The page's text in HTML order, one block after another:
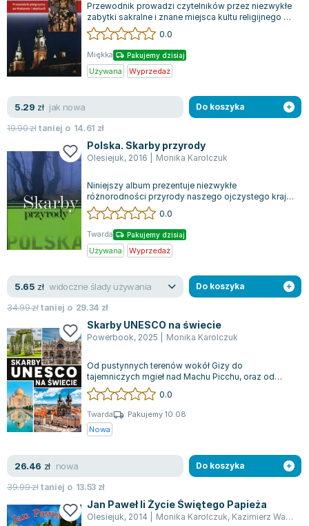
Przewodnik prowadzi czytelników przez niezwykłe
zabytki sakralne i znane miejsca kultu religijnego w
Krakowie i jego okolicach. Ob...
0.0
Miękka Pakujemy dzisiaj
Używana Wyprzedaż
5.29 zł jak nowa
19.90złtaniej o 14.61 zł
Do koszyka
Polska. Skarby przyrody
Olesiejuk, 2016 Monika Karolczuk
Niniejszy album prezentuje niezwykłe
różnorodności przyrody naszego ojczystego kraju,
łącząc w sobie znane i te mniej odkryte cuda...
0.0
Twarda Pakujemy dzisiaj
Używana Wyprzedaż
5.65 zł widoczne ślady używania
34.99złtaniej o 29.34 zł
Do koszyka
Skarby UNESCO na świecie
Powerbook, 2025 Monika Karolczuk
Od pustynnych terenów wokół Gizy do
tajemniczych mgieł nad Machu Picchu, oraz od
zagadkowych kamieni w Stonehenge po kolorowe
budo...
0.0
Twarda
Pakujemy 10.08
Nowa
26.46 zł nowa
39.99złtaniej o 13.53 zł
Do koszyka
Jan Paweł Ii Życie Świętego Papieża
Olesiejuk, 2014 Monika Karolczuk, Kazimierz Wasilewski (ilustr.)